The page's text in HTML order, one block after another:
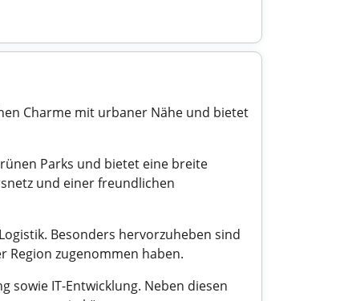
Charme mit urbaner Nähe und bietet
Parks und bietet eine breite
und einer freundlichen
Besonders hervorzuheben sind
Region zugenommen haben.
sowie IT-Entwicklung. Neben diesen